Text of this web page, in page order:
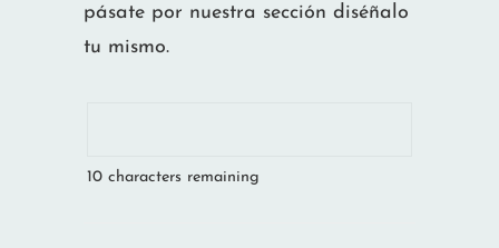
pásate por nuestra sección diséñalo
tu mismo.
10 characters remaining